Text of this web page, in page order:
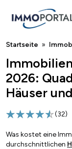
Breadcrumb
Startseite
2026:
Häuser
(32)
Was kostet eine
durchschnittlichen